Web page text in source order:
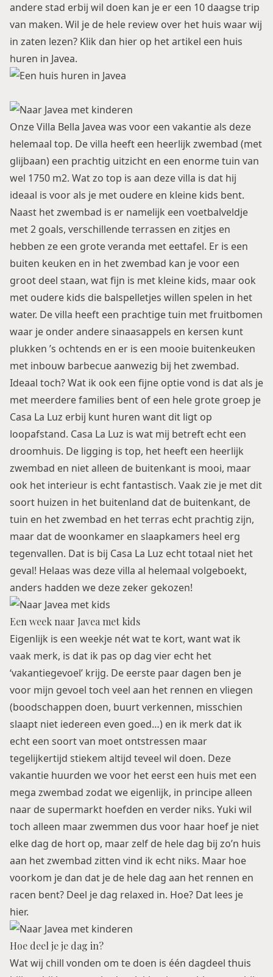
andere stad erbij wil doen kan je er een 10 daagse trip
van maken. Wil je de hele review over het huis waar wij
in zaten lezen? Klik dan hier op het artikel een huis
huren in Javea.
Onze Villa Bella Javea was voor een vakantie als deze
helemaal top. De villa heeft een heerlijk zwembad (met
glijbaan) een prachtig uitzicht en een enorme tuin van
wel 1750 m2. Wat zo top is aan deze villa is dat hij
ideaal is voor als je met oudere en kleine kids bent.
Naast het zwembad is er namelijk een voetbalveldje
met 2 goals, verschillende terrassen en zitjes en
hebben ze een grote veranda met eettafel. Er is een
buiten keuken en in het zwembad kan je voor een
groot deel staan, wat fijn is met kleine kids, maar ook
met oudere kids die balspelletjes willen spelen in het
water. De villa heeft een prachtige tuin met fruitbomen
waar je onder andere sinaasappels en kersen kunt
plukken ’s ochtends en er is een mooie buitenkeuken
met inbouw barbecue aanwezig bij het zwembad.
Ideaal toch? Wat ik ook een fijne optie vond is dat als je
met meerdere families bent of een hele grote groep je
Casa La Luz erbij kunt huren want dit ligt op
loopafstand. Casa La Luz is wat mij betreft echt een
droomhuis. De ligging is top, het heeft een heerlijk
zwembad en niet alleen de buitenkant is mooi, maar
ook het interieur is echt fantastisch. Vaak zie je met dit
soort huizen in het buitenland dat de buitenkant, de
tuin en het zwembad en het terras echt prachtig zijn,
maar dat de woonkamer en slaapkamers heel erg
tegenvallen. Dat is bij Casa La Luz echt totaal niet het
geval! Helaas was deze villa al helemaal volgeboekt,
anders hadden we deze zeker gekozen!
Een week naar Javea met kids
Eigenlijk is een weekje nét wat te kort, want wat ik
vaak merk, is dat ik pas op dag vier echt het
‘vakantiegevoel’ krijg. De eerste paar dagen ben je
voor mijn gevoel toch veel aan het rennen en vliegen
(boodschappen doen, buurt verkennen, misschien
slaapt niet iedereen even goed…) en ik merk dat ik
echt een soort van moet ontstressen maar
tegelijkertijd stiekem altijd teveel wil doen. Deze
vakantie huurden we voor het eerst een huis met een
mega zwembad zodat we eigenlijk, in principe alleen
naar de supermarkt hoefden en verder niks. Yuki wil
toch alleen maar zwemmen dus voor haar hoef je niet
elke dag de hort op, maar zelf de hele dag bij zo’n huis
aan het zwembad zitten vind ik echt niks. Maar hoe
voorkom je dan dat je de hele dag aan het rennen en
racen bent? Deel je dag relaxed in. Hoe? Dat lees je
hier.
Hoe deel je je dag in?
Wat wij chill vonden om te doen is één dagdeel thuis